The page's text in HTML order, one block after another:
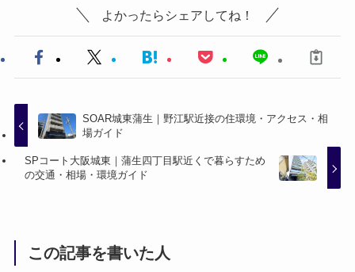
よかったらシェアしてね！
SOAR城東蒲生｜野江駅近接の住環境・アクセス・相
場ガイド
SPコート大阪城東｜蒲生四丁目駅近くで暮らすため
の交通・相場・環境ガイド
この記事を書いた人